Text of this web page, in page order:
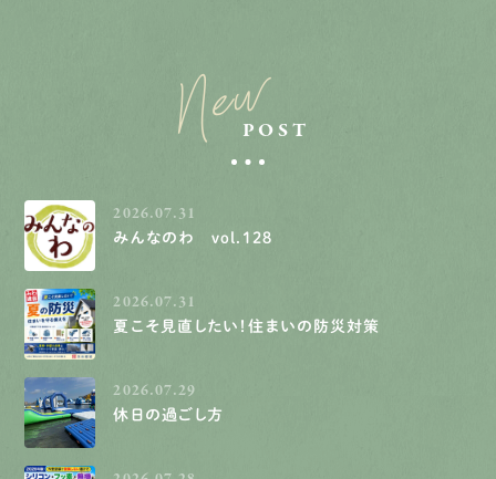
NewPOST
2026.07.31
みんなのわ vol.128
2026.07.31
夏こそ見直したい！住まいの防災対策
2026.07.29
休日の過ごし方